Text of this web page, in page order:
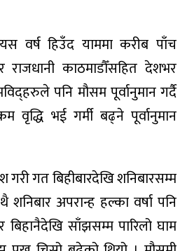
वर्ष हिउँद याममा करीब पाँच
राजधानी काठमाडौँसहित देशभर
पनि मौसम पूर्वानुमान गर्दै
वृद्धि भई गर्मी बढ्ने पूर्वानुमान
गरी गत बिहीबारदेखि शनिबारसम्म
अपरान्ह हल्का वर्षा पनि
साँझसम्म पारिलो घाम